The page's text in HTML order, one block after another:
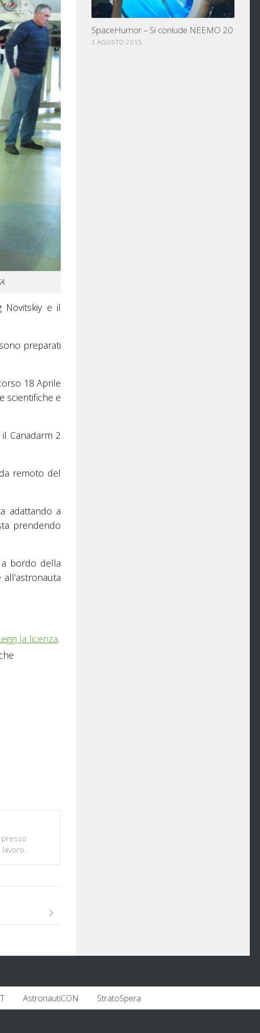
Novitskiy e il
preparati
18 Aprile
scientifiche e
Canadarm 2
remoto del
adattando a
prendendo
bordo della
la licenza.
presso
SpaceHumor – Si conlude NEEMO 20
3 AGOSTO 2015
AstronautiCON StratoSpera